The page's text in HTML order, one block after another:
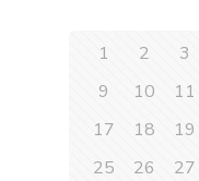
1 2 3
9
10 11
17
18 19
25
26 27